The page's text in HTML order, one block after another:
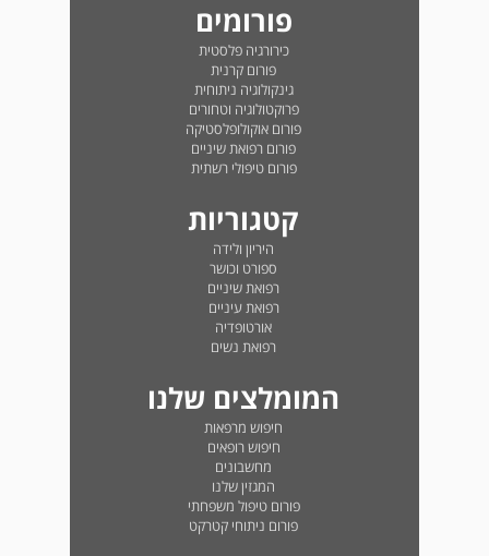
פורומים
כירורגיה פלסטית
פורום קרנית
גינקולוגיה ניתוחית
פרוקטולוגיה וטחורים
פורום אוקולופלסטיקה
פורום רפואת שיניים
פורום טיפולי רשתית
קטגוריות
היריון ולידה
ספורט וכושר
רפואת שיניים
רפואת עיניים
אורטופדיה
רפואת נשים
המומלצים שלנו
חיפוש מרפאות
חיפוש רופאים
מחשבונים
המגזין שלנו
פורום טיפול משפחתי
פורום ניתוחי קטרקט